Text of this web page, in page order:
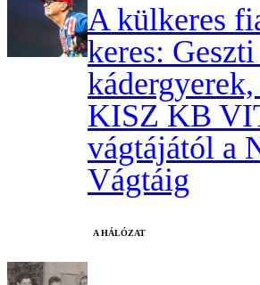
A külkeres
keres: Geszti
KISZ KB
vágtájától a
Vágtáig
A HÁLÓZAT